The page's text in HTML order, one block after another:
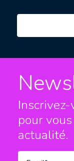
pour
actualité.